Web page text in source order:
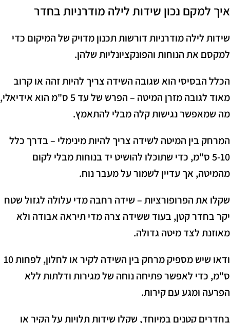
איך למקם נכון שידות לילה מודרניות בחדר
שידות לילה מודרניות דורשות תכנון מדויק של המיקום כדי
למקסם את הנוחות והפונקציונליות שלהן.
הכלל הבסיסי הוא שגובה השידה צריך להיות זהה או קרוב
מאוד לגובה מזרן המיטה – הפרש של עד 5 ס"מ הוא אידיאלי,
מה שמאפשר נגישות קלה מבלי להתאמץ.
המרחק בין המיטה לשידה צריך להיות מינימלי – בדרך כלל
5-10 ס"מ, כדי שתוכלו להושיט יד בנוחות מבלי לקום
מהמיטה, אך עדיין לשמור על מעבר נוח.
שקלו את הפרופורציות – שידה רחבה מדי עלולה לגזול שטח
יקר בחדר קטן, בעוד ששידה צרה מדי תיראה אבודה ולא
מאוזנת לצד מיטה גדולה.
ודאו שיש מספיק מרחק בין השידה לקיר או לחלון, לפחות 10
ס"מ, כדי לאפשר פתיחה נוחה של מגירות ודלתות ללא
הפרעה ומגע עם קירות.
בחדרים קטנים במיוחד, שקלו שידות תלויות על הקיר או